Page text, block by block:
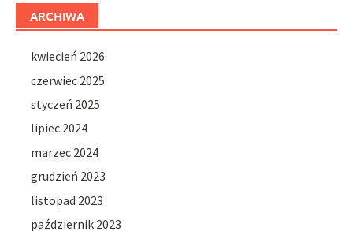
ARCHIWA
kwiecień 2026
czerwiec 2025
styczeń 2025
lipiec 2024
marzec 2024
grudzień 2023
listopad 2023
październik 2023